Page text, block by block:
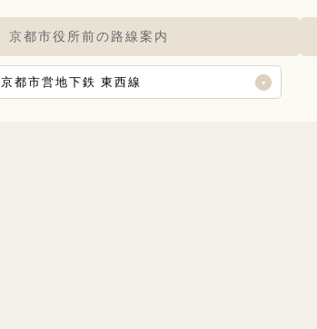
京都市役所前の路線案内
京都市営地下鉄 東西線